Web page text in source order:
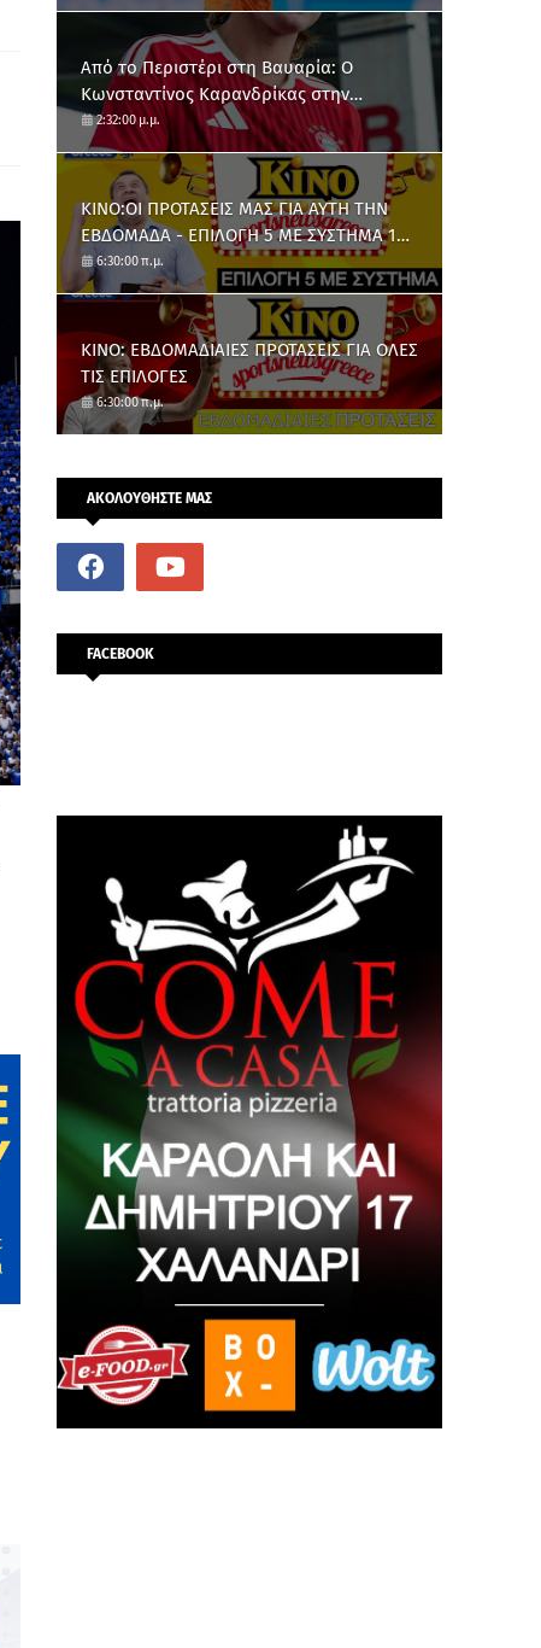
Από το Περιστέρι στη Βαυαρία: O
Κωνσταντίνος Καρανδρίκας στην
Μπάγερν Μονάχου
2:32:00 μ.μ.
ΚΙΝΟ:ΟΙ ΠΡΟΤΑΣΕΙΣ ΜΑΣ ΓΙΑ ΑΥΤΗ ΤΗΝ
ΕΒΔΟΜΑΔΑ - ΕΠΙΛΟΓΗ 5 ΜΕ ΣΥΣΤΗΜΑ 10
ΑΡΙΘΜΩΝ
6:30:00 π.μ.
ΚΙΝΟ: ΕΒΔΟΜΑΔΙΑΙΕΣ ΠΡΟΤΑΣΕΙΣ ΓΙΑ ΟΛΕΣ
ΤΙΣ ΕΠΙΛΟΓΕΣ
6:30:00 π.μ.
ΑΚΟΛΟΥΘΗΣΤΕ ΜΑΣ
FACEBOOK